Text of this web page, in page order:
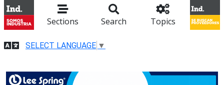
Sections Search Topics
SELECT LANGUAGE ▼